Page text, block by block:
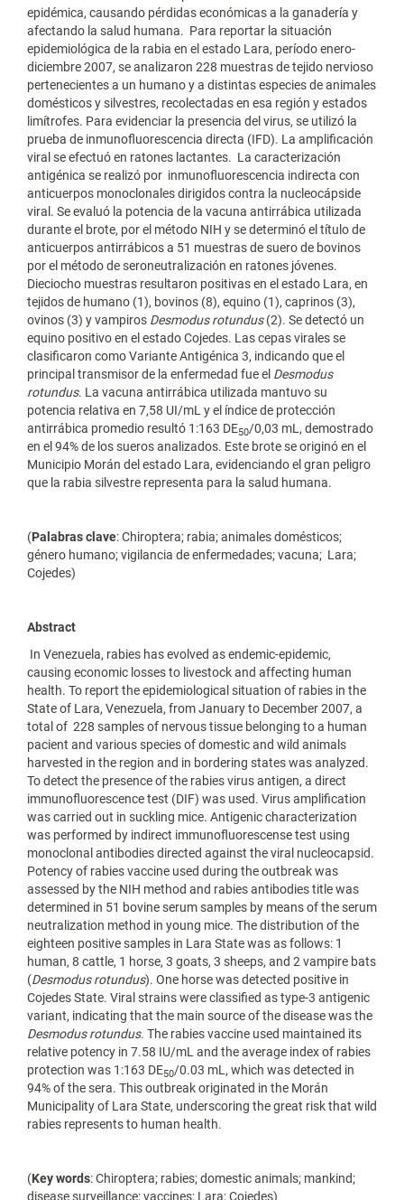
epidémica, causando pérdidas económicas a la ganadería y
afectando la salud humana. Para reportar la situación
epidemiológica de la rabia en el estado Lara, período enero-
diciembre 2007, se analizaron 228 muestras de tejido nervioso
pertenecientes a un humano y a distintas especies de animales
domésticos y silvestres, recolectadas en esa región y estados
limítrofes. Para evidenciar la presencia del virus, se utilizó la
prueba de inmunofluorescencia directa (IFD). La amplificación
viral se efectuó en ratones lactantes. La caracterización
antigénica se realizó por inmunofluorescencia indirecta con
anticuerpos monoclonales dirigidos contra la nucleocápside
viral. Se evaluó la potencia de la vacuna antirrábica utilizada
durante el brote, por el método NIH y se determinó el título de
anticuerpos antirrábicos a 51 muestras de suero de bovinos
por el método de seroneutralización en ratones jóvenes.
Dieciocho muestras resultaron positivas en el estado Lara, en
tejidos de humano (1), bovinos (8), equino (1), caprinos (3),
ovinos (3) y vampiros Desmodus rotundus(2). Se detectó un
equino positivo en el estado Cojedes. Las cepas virales se
clasificaron como Variante Antigénica 3, indicando que el
principal transmisor de la enfermedad fue el Desmodus
rotundus. La vacuna antirrábica utilizada mantuvo su
potencia relativa en 7,58 UI/mL y el índice de protección
antirrábica promedio resultó 1:163 DE50/0,03 mL, demostrado
en el 94% de los sueros analizados. Este brote se originó en el
Municipio Morán del estado Lara, evidenciando el gran peligro
que la rabia silvestre representa para la salud humana.
(Palabras clave: Chiroptera; rabia; animales domésticos;
género humano; vigilancia de enfermedades; vacuna; Lara;
Cojedes)
Abstract
In Venezuela, rabies has evolved as endemic-epidemic,
causing economic losses to livestock and affecting human
health. To report the epidemiological situation of rabies in the
State of Lara, Venezuela, from January to December 2007, a
total of 228 samples of nervous tissue belonging to a human
pacient and various species of domestic and wild animals
harvested in the region and in bordering states was analyzed.
To detect the presence of the rabies virus antigen, a direct
immunofluorescence test (DIF) was used. Virus amplification
was carried out in suckling mice. Antigenic characterization
was performed by indirect immunofluorescense test using
monoclonal antibodies directed against the viral nucleocapsid.
Potency of rabies vaccine used during the outbreak was
assessed by the NIH method and rabies antibodies title was
determined in 51 bovine serum samples by means of the serum
neutralization method in young mice. The distribution of the
eighteen positive samples in Lara State was as follows: 1
human, 8 cattle, 1 horse, 3 goats, 3 sheeps, and 2 vampire bats
(Desmodus rotundus). One horse was detected positive in
Cojedes State. Viral strains were classified as type-3 antigenic
variant, indicating that the main source of the disease was the
Desmodus rotundus. The rabies vaccine used maintained its
relative potency in 7.58 IU/mL and the average index of rabies
protection was 1:163 DE50/0.03 mL, which was detected in
94% of the sera. This outbreak originated in the Morán
Municipality of Lara State, underscoring the great risk that wild
rabies represents to human health.
(Key words: Chiroptera; rabies; domestic animals; mankind;
disease surveillance; vaccines; Lara; Cojedes)